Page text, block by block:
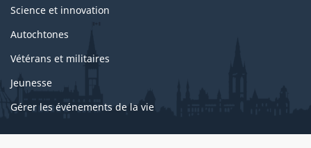
Science et innovation
Autochtones
Vétérans et militaires
Jeunesse
Gérer les événements de la vie